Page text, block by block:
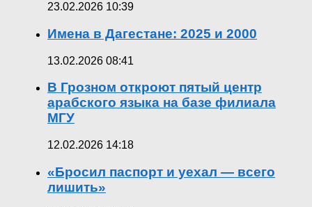
23.02.2026 10:39
Имена в Дагестане: 2025 и 2000
13.02.2026 08:41
В Грозном откроют пятый центр
арабского языка на базе филиала
МГУ
12.02.2026 14:18
«Бросил паспорт и уехал — всего
лишить»